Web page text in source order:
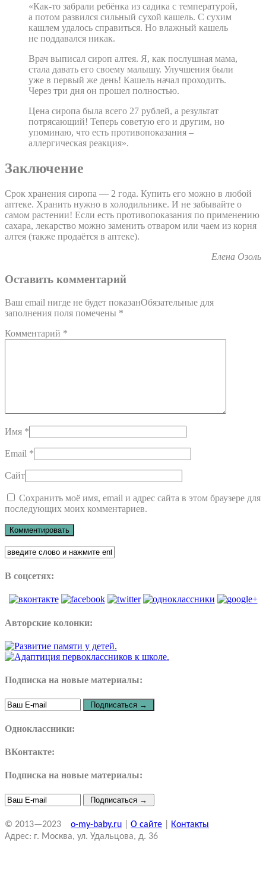
«Как-то забрали ребёнка из садика с температурой,
а потом развился сильный сухой кашель. С сухим
кашлем удалось справиться. Но влажный кашель
не поддавался никак.
Врач выписал сироп алтея. Я, как послушная мама,
стала давать его своему малышу. Улучшения были
уже в первый же день! Кашель начал проходить.
Через три дня он прошел полностью.
Цена сиропа была всего 27 рублей, а результат
потрясающий! Теперь советую его и другим, но
упоминаю, что есть противопоказания –
аллергическая реакция».
Заключение
Срок хранения сиропа — 2 года. Купить его можно в любой
аптеке. Хранить нужно в холодильнике. И не забывайте о
самом растении! Если есть противопоказания по применению
сахара, лекарство можно заменить отваром или чаем из корня
алтея (также продаётся в аптеке).
Елена Озоль
Оставить комментарий
Ваш email нигде не будет показанОбязательные для
заполнения поля помечены *
Комментарий *
Имя *
Email *
Сайт
Сохранить моё имя, email и адрес сайта в этом браузере для
последующих моих комментариев.
В соцсетях:
Авторские колонки:
Подписка на новые материалы:
Одноклассники:
ВКонтакте:
Подписка на новые материалы:
© 2013—2023 o-my-baby.ru О сайте
Контакты
Адрес: г. Москва, ул. Удальцова, д. 36